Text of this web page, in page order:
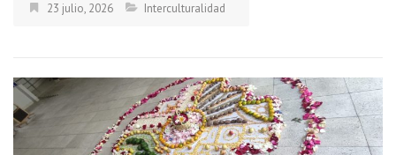
23 julio, 2026 Interculturalidad